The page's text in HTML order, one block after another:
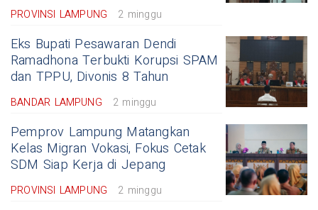
PROVINSI LAMPUNG 2 minggu
Eks Bupati Pesawaran Dendi
Ramadhona Terbukti Korupsi SPAM
dan TPPU, Divonis 8 Tahun
BANDAR LAMPUNG 2 minggu
Pemprov Lampung Matangkan
Kelas Migran Vokasi, Fokus Cetak
SDM Siap Kerja di Jepang
PROVINSI LAMPUNG 2 minggu